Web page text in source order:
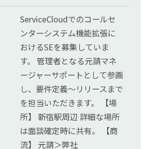
ServiceCloudでのコールセ
ンターシステム機能拡張に
おけるSEを募集していま
す。 管理者となる元請マネ
ージャーサポートとして参画
し、要件定義～リリースまで
を担当いただきます。 【場
所】 新宿駅周辺 詳細な場所
は面談確定時に共有。 【商
流】 元請＞弊社